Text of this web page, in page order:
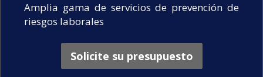
Amplia gama de servicios de prevención de
riesgos laborales
Solicite su presupuesto